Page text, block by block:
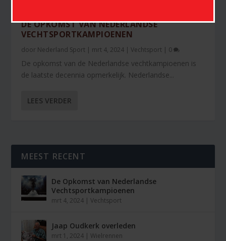
DE OPKOMST VAN NEDERLANDSE
VECHTSPORTKAMPIOENEN
door Nederland Sport | mrt 4, 2024 |Vechtsport | 0
De opkomst van de Nederlandse vechtkampioenen is
de laatste decennia opmerkelijk. Nederlandse...
LEES VERDER
MEEST RECENT
De Opkomst van Nederlandse
Vechtsportkampioenen
mrt 4, 2024 |Vechtsport
Jaap Oudkerk overleden
mrt 1, 2024 | Wielrennen